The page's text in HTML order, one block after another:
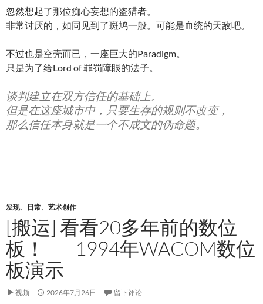
忽然想起了那位痴心妄想的盗猎者。
非常讨厌的，如同见到了斑鸠一般。可能是血统的天敌吧。
不过也是空壳而已，一座巨大的Paradigm。
只是为了给Lord of 罪罚障眼的法子。
谈判建立在双方信任的基础上。
但是在这座城市中，只要生存的规则不改变，
那么信任本身就是一个不成文的伪命题。
发现、 日常、 艺术创作
[搬运] 看看20多年前的数位
板！——1994年WACOM数位
板演示
视频 2026年7月26日 留下评论